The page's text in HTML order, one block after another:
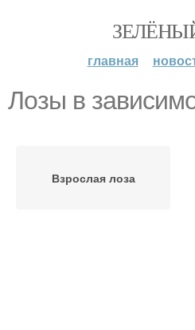
главная
Лозы в
Взрослая лоза